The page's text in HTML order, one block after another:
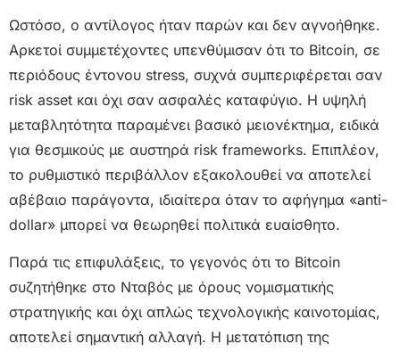
Ωστόσο, ο αντίλογος ήταν παρών και δεν αγνοήθηκε.
Αρκετοί συμμετέχοντες υπενθύμισαν ότι το Bitcoin, σε
περιόδους έντονου stress, συχνά συμπεριφέρεται σαν
risk asset και όχι σαν ασφαλές καταφύγιο. Η υψηλή
μεταβλητότητα παραμένει βασικό μειονέκτημα, ειδικά
για θεσμικούς με αυστηρά risk frameworks. Επιπλέον,
το ρυθμιστικό περιβάλλον εξακολουθεί να αποτελεί
αβέβαιο παράγοντα, ιδιαίτερα όταν το αφήγημα «anti-
dollar» μπορεί να θεωρηθεί πολιτικά ευαίσθητο.
Παρά τις επιφυλάξεις, το γεγονός ότι το Bitcoin
συζητήθηκε στο Νταβός με όρους νομισματικής
στρατηγικής και όχι απλώς τεχνολογικής καινοτομίας,
αποτελεί σημαντική αλλαγή. Η μετατόπιση της